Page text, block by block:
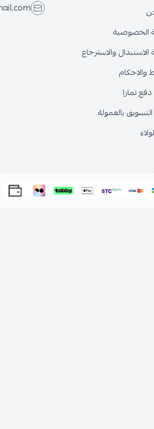
الخصوصية
والاسترجاع
والاحكام
تمارا
بالعمولة